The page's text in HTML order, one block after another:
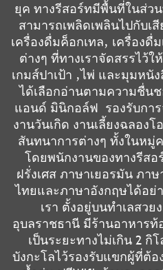
ยุค ทางรีสอร์ทมีพื้นที่ในส่ว
สามารถเพลิดเพลินไปกับเ
เครื่องดื่มค็อกเทล, เครื่องดื่
ต่างๆ ที่ทางเราจัดสรรไว้
เกมส์ปาเป้า ,ไพ่ และมุมหนั
ได้เลือกอ่านตามความชื่น
แอนด์ มินิกอล์ฟ รองรับการ
งานวันเกิด งานเลี้ยงฉลอง
สันทนาการต่างๆ ทั้งในหมู่
โดยพนักงานของทางรีส
ฝรั่งเศส ภาษาเยอรมัน ภา
ไทยและภาษาอังกฤษได้อย่
เรา ตั้งอยู่บนทำเลสว
อุบลราชธานี มีร้านอาหารท้
เป็นระยะทางไม่เกิน 2 กิ
บังกะโลไว้รองรับแขกผู้ที่ต้